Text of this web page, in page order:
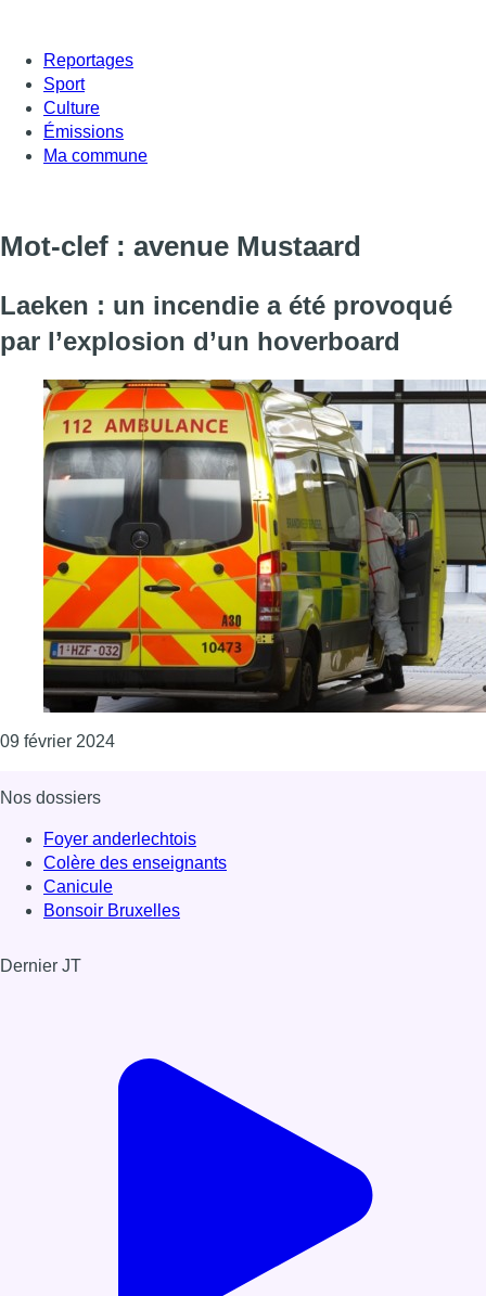
Reportages
Sport
Culture
Émissions
Ma commune
Mot-clef : avenue Mustaard
Laeken : un incendie a été provoqué
par l’explosion d’un hoverboard
09 février 2024Consulter l'article "Laeken : un incendie a été
Nos dossiers
Foyer anderlechtois
Colère des enseignants
Canicule
Bonsoir Bruxelles
Dernier JT